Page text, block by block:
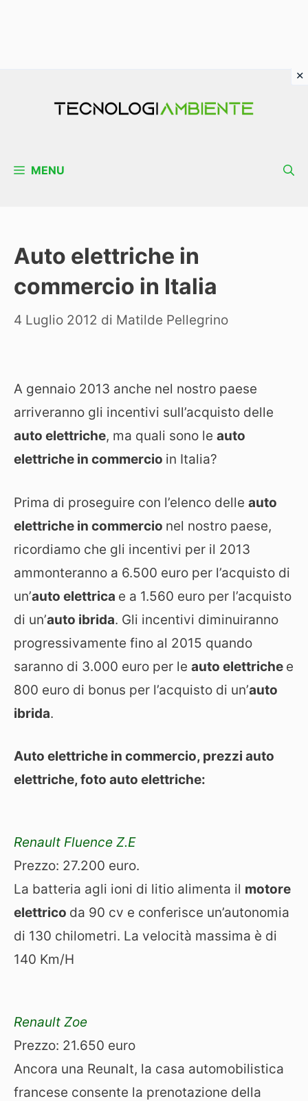
MENU
Auto elettriche in
commercio in Italia
4 Luglio 2012 di Matilde Pellegrino
A gennaio 2013 anche nel nostro paese
arriveranno gli incentivi sull’acquisto delle
auto elettriche, ma quali sono le auto
elettriche in commercio in Italia?
Prima di proseguire con l’elenco delle auto
elettriche in commercio nel nostro paese,
ricordiamo che gli incentivi per il 2013
ammonteranno a 6.500 euro per l’acquisto di
un’auto elettrica e a 1.560 euro per l’acquisto
di un’auto ibrida. Gli incentivi diminuiranno
progressivamente fino al 2015 quando
saranno di 3.000 euro per le auto elettriche e
800 euro di bonus per l’acquisto di un’auto
ibrida.
Auto elettriche in commercio, prezzi auto
elettriche, foto auto elettriche:
Renault Fluence Z.E
Prezzo: 27.200 euro.
La batteria agli ioni di litio alimenta il motore
elettrico da 90 cv e conferisce un’autonomia
di 130 chilometri. La velocità massima è di
140 Km/H
Renault Zoe
Prezzo: 21.650 euro
Ancora una Reunalt, la casa automobilistica
francese consente la prenotazione della